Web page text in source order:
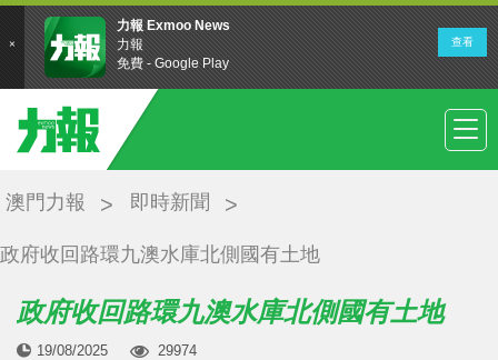
澳門力報 即時新聞
政府收回路環九澳水庫北側國有土地
政府收回路環九澳水庫北側國有土地
19/08/2025 29974